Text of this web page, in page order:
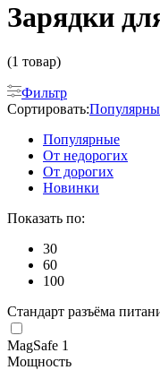
Зарядки
(1 товар)
Фильтр
Сортировать:
Популярные
От недорогих
От дорогих
Новинки
Показать по:
30
60
100
Стандарт разъёма
MagSafe 1
Мощность